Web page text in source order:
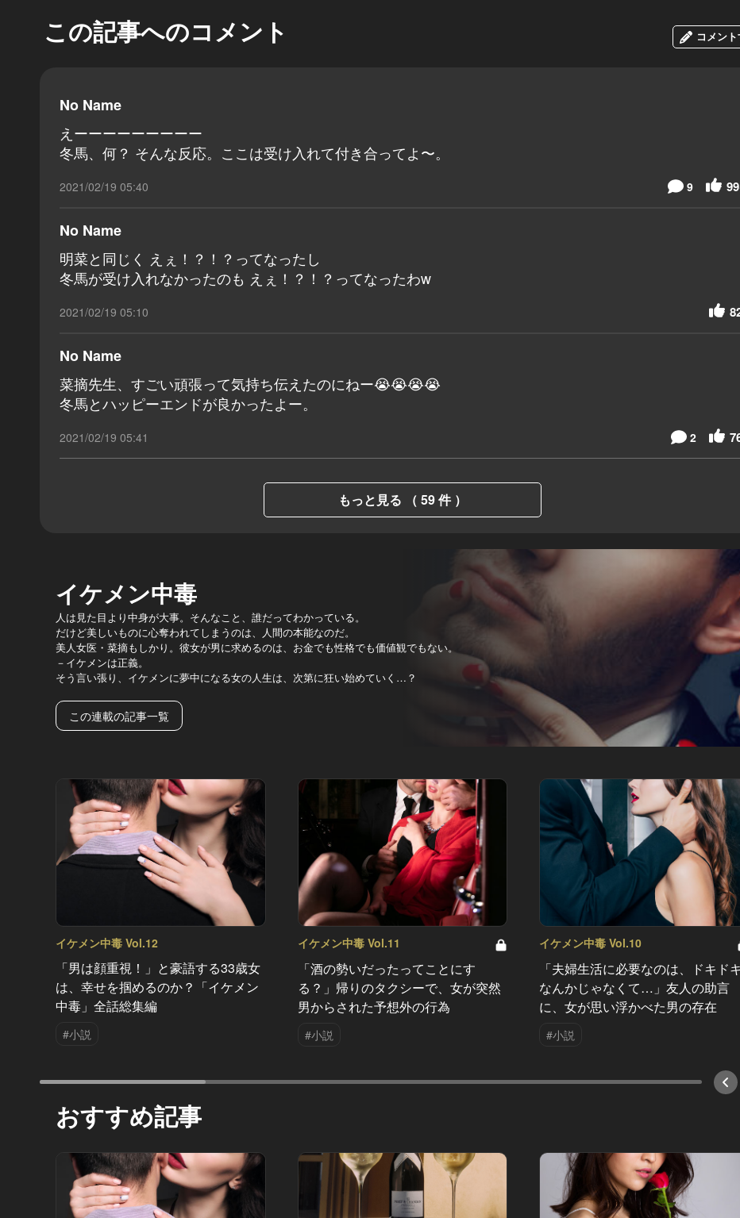
この記事へのコメント コメン
No Name
えーーーーーーーーー
冬馬、何？ そんな反応。ここは受け入れて付き合ってよ〜。
2021/02/19 05:40 9
No Name
明菜と同じく えぇ！？！？ってなったし
冬馬が受け入れなかったのも えぇ！？！？ってなったわw
2021/02/19 05:10
No Name
菜摘先生、すごい頑張って気持ち伝えたのにねー😭😭😭😭
冬馬とハッピーエンドが良かったよー。
2021/02/19 05:41 2
もっと見る （ 59 件 ）
イケメン中毒
人は見た目より中身が大事。そんなこと、誰だってわかっている。
だけど美しいものに心奪われてしまうのは、人間の本能なのだ。
美人女医・菜摘もしかり。彼女が男に求めるのは、お金でも性格でも価値観でもない。
－イケメンは正義。
そう言い張り、イケメンに夢中になる女の人生は、次第に狂い始めていく…？
この連載の記事一覧
イケメン中毒 Vol.12
「男は顔重視！」と豪語する33歳女
は、幸せを掴めるのか？「イケメン
中毒」全話総集編
#小説
イケメン中毒 Vol.11
「酒の勢いだったってことにす
る？」帰りのタクシーで、女が突然
男からされた予想外の行為
#小説
イケメン中毒 Vol.10
「夫婦生活に必要なのは、ドキドキ
なんかじゃなくて…」友人の助言
に、女が思い浮かべた男の存在
#小説
おすすめ記事